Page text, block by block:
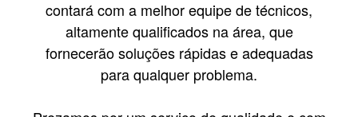
contará com a melhor equipe de técnicos,
altamente qualificados na área, que
fornecerão soluções rápidas e adequadas
para qualquer problema.